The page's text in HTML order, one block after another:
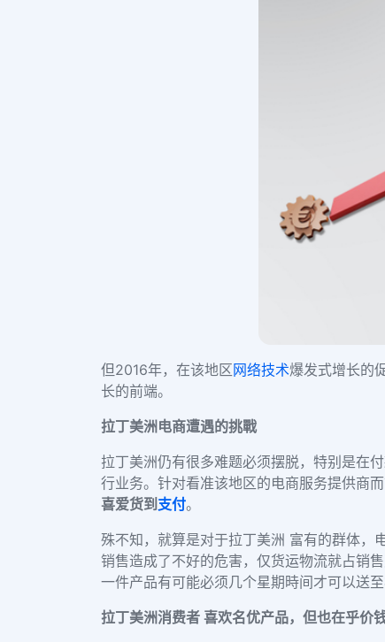
但2016年，在该地区网络技术爆发式增长的
长的前端。
拉丁美洲电商遭遇的挑戰
拉丁美洲仍有很多难题必须摆脱，特别是在
行业务。针对看准该地区的电商服务提供商而
喜爱货到 支付。
殊不知，就算是对于拉丁美洲 富有的群体，
销售造成了不好的危害，仅货运物流就占销
一件产品有可能必须几个星期時间才可以送至
拉丁美洲消费者 喜欢名优产品，但也在乎价